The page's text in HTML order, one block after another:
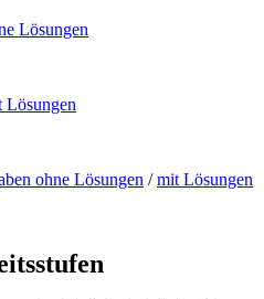
Lösungen
Lösungen
ohne Lösungen /mit Lösungen